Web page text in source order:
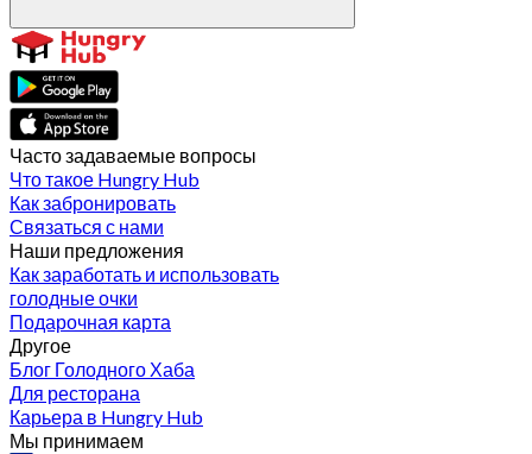
Часто задаваемые вопросы
Что такое Hungry Hub
Как забронировать
Связаться с нами
Наши предложения
Как заработать и использовать
голодные очки
Подарочная карта
Другое
Блог Голодного Хаба
Для ресторана
Карьера в Hungry Hub
Мы принимаем